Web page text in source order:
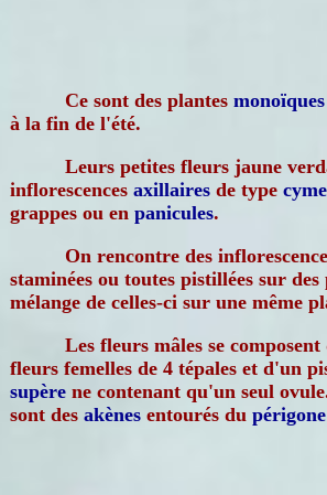
Ce sont des plantes monoïques
à la fin de l'été.
Leurs petites fleurs jaune
inflorescences axillaires de type cyme
grappes ou en panicules.
On rencontre des
staminées ou toutes pistillées sur
mélange de celles-ci sur une même
Les fleurs mâles se
fleurs femelles de 4 tépales et d'un
supère ne contenant qu'un seul
sont des akènes entourés du périgone